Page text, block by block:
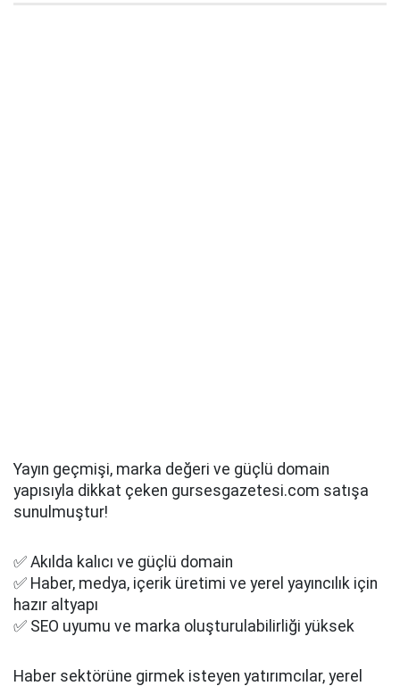
Yayın geçmişi, marka değeri ve güçlü domain
yapısıyla dikkat çeken gursesgazetesi.com satışa
sunulmuştur!
✅ Akılda kalıcı ve güçlü domain
✅ Haber, medya, içerik üretimi ve yerel yayıncılık için
hazır altyapı
✅ SEO uyumu ve marka oluşturulabilirliği yüksek
Haber sektörüne girmek isteyen yatırımcılar, yerel